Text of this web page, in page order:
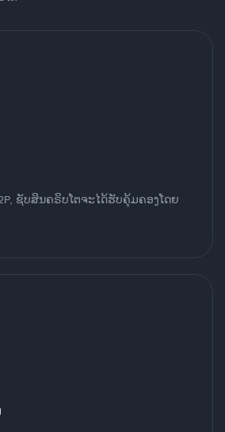
ຊັບສິນຄຣິບໂຕຈະໄດ້ຮັບຄຸ້ມຄອງໂດຍ